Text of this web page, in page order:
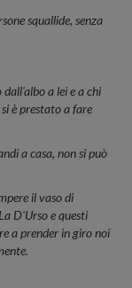
squallide, senza
a lei e a chi
è prestato a fare
a casa, non si può
il vaso di
D'Urso e questi
a prender in giro noi